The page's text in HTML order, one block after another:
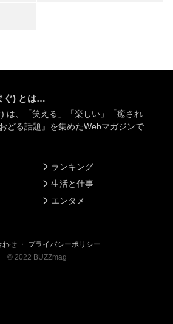
ぐ) とは…
は、「笑える」「楽しい」「癒され
どる話題』を集めたWebマガジンで
ランキング
生活と仕事
エンタメ
わせ ・ プライバシーポリシー
© 2022 BUZZmag